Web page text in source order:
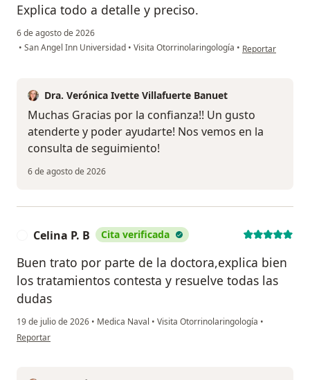
Explica todo a detalle y preciso.
6 de agosto de 2026
• San Angel Inn Universidad • Visita Otorrinolaringología • en opinión del
Reportar
Dra. Verónica Ivette Villafuerte Banuet
Muchas Gracias por la confianza!! Un gusto
atenderte y poder ayudarte! Nos vemos en la
consulta de seguimiento!
6 de agosto de 2026
Celina P. B Cita verificada
Buen trato por parte de la doctora,explica bien
los tratamientos contesta y resuelve todas las
dudas
19 de julio de 2026 • Medica Naval • Visita Otorrinolaringología •
en opinión del usuario Celina P. B
Reportar